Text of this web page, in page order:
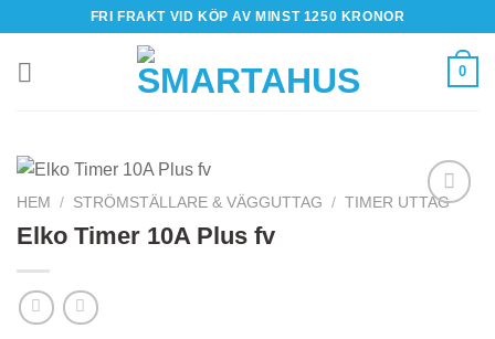
content
FRI FRAKT VID KÖP AV MINST 1250 KRONOR
0
HEM / STRÖMSTÄLLARE & VÄGGUTTAG / TIMER UTTAG
Elko Timer 10A Plus fv